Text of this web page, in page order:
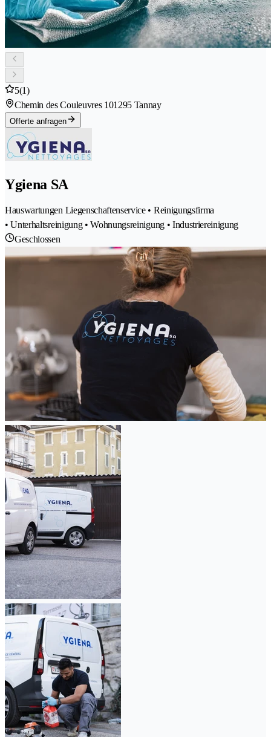
5(1)
Chemin des Couleuvres 101295 Tannay
Offerte anfragen
Ygiena SA
Hauswartungen Liegenschaftenservice • Reinigungsfirma
• Unterhaltsreinigung • Wohnungsreinigung • Industriereinigung
Geschlossen